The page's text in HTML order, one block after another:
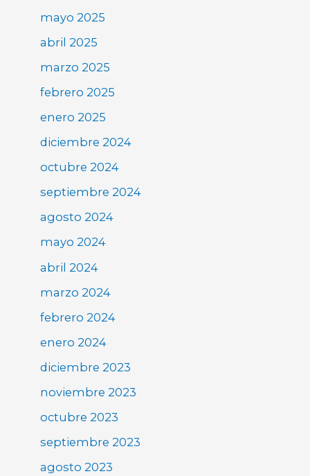
mayo 2025
abril 2025
marzo 2025
febrero 2025
enero 2025
diciembre 2024
octubre 2024
septiembre 2024
agosto 2024
mayo 2024
abril 2024
marzo 2024
febrero 2024
enero 2024
diciembre 2023
noviembre 2023
octubre 2023
septiembre 2023
agosto 2023